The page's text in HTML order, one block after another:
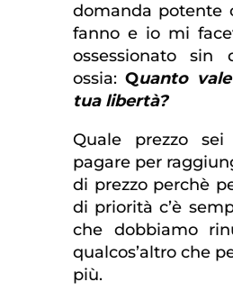
domanda potente
fanno e io mi
ossessionato sin
ossia:Quanto
tua libertà?
Quale prezzo
pagare per
di prezzo perchè
di priorità c’è
che dobbiamo
qualcos’altro che
più.